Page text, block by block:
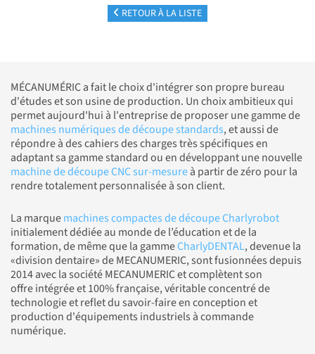
RETOUR À LA LISTE
MÉCANUMÉRIC a fait le choix d'intégrer son propre bureau
d'études et son usine de production. Un choix ambitieux qui
permet aujourd'hui à l'entreprise de proposer une gamme de
machines numériques de découpe standards, et aussi de
répondre à des cahiers des charges très spécifiques en
adaptant sa gamme standard ou en développant une nouvelle
machine de découpe CNC sur-mesureà partir de zéro pour la
rendre totalement personnalisée à son client.
La marquemachines compactes de découpe Charlyrobot
initialement dédiée au monde de l’éducation et de la
formation, de même que la gammeCharlyDENTAL, devenue la
«division dentaire» de MECANUMERIC, sont fusionnées depuis
2014 avec la société MECANUMERIC et complètent son
offre intégrée et 100% française, véritable concentré de
technologie et reflet du savoir-faire en conception et
production d'équipements industriels à commande
numérique.